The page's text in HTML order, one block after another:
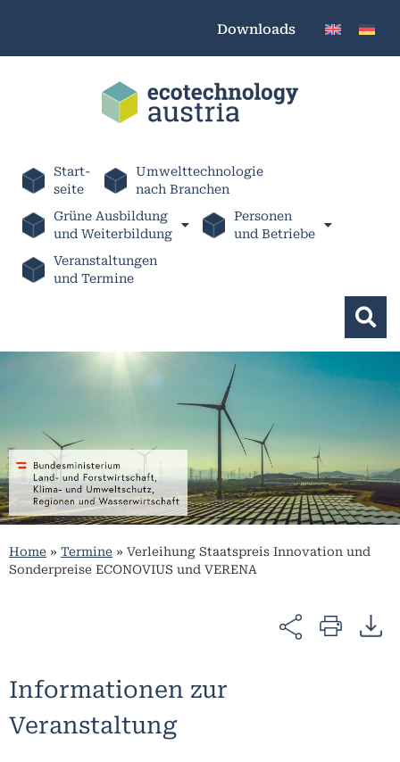
Downloads
Start-
seite
Umwelttechnologie
nach Branchen
Grüne Ausbildung
und Weiterbildung
Personen
und Betriebe
Veranstaltungen
und Termine
Home » Termine » Verleihung Staatspreis Innovation und
Sonderpreise ECONOVIUS und VERENA
Informationen zur
Veranstaltung